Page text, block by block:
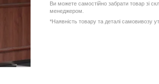
Ви можете самостійно забрати товар зі
менеджером.
*Наявність товару та деталі самовивозу